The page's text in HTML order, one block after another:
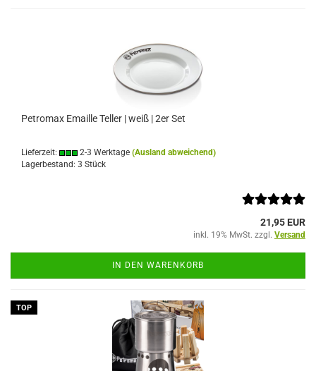
Petromax Emaille Teller | weiß | 2er Set
Lieferzeit: 2-3 Werktage (Ausland abweichend)
Lagerbestand: 3 Stück
21,95 EUR
inkl. 19% MwSt. zzgl. Versand
IN DEN WARENKORB
TOP